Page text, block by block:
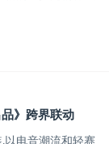
》跨界联动
以电音潮流和轻赛